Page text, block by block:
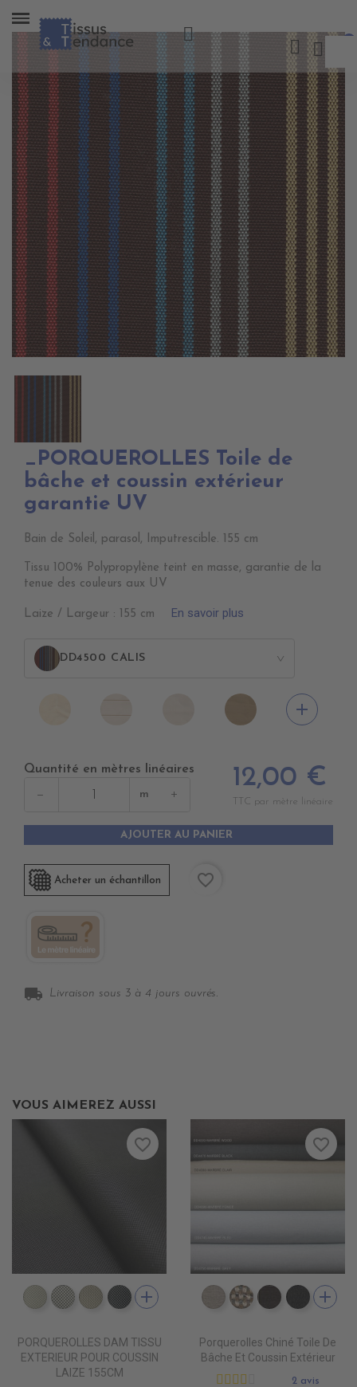
_PORQUEROLLES Toile de
bâche et coussin extérieur
garantie UV
Bain de Soleil, parasol, Imputrescible. 155 cm
Tissu 100% Polypropylène teint en masse, garantie de la
tenue des couleurs aux UV
Laize / Largeur : 155 cm En savoir plus
DD4500 CALIS >
DD4010
DD4030
CANVAS
DD4040
BEIGE
add
Quantité en mètres linéaires
− m +
12,00 €
TTC par mètre linéaire
AJOUTER AU PANIER
Acheter un échantillon favorite_border
local_shipping Livraison sous 3 à 4 jours ouvrés.
VOUS AIMEREZ AUSSI
DD5500 BLANC INFINI
DD5501 BLANC D'ARGENT
DD5502 ZEPHIR
DD5503 SMOKY
add
PORQUEROLLES DAM TISSU
EXTERIEUR POUR COUSSIN
LAIZE 155CM
favorite_border
DD4080 MARBRE
DD4090 MARBRE
DD4220DD4470
add
Porquerolles Chiné Toile De
Bâche Et Coussin Extérieur
2 avis
favorite_border